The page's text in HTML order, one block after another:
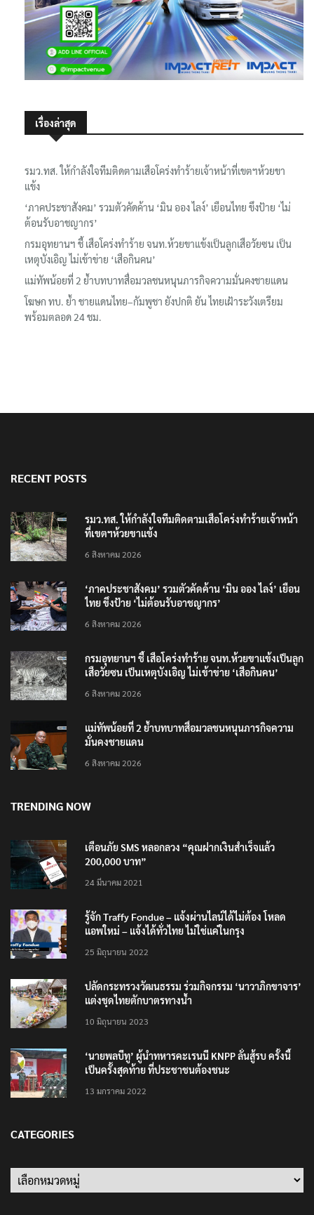
เรื่องล่าสุด
รมว.ทส. ให้กำลังใจทีมติดตามเสือโคร่งทำร้ายเจ้าหน้าที่เขตฯห้วยขา
แข้ง
‘ภาคประชาสังคม’ รวมตัวคัดค้าน ‘มิน ออง ไลง์’ เยือนไทย ขึงป้าย ‘ไม่
ต้อนรับอาชญากร’
กรมอุทยานฯ ชี้ เสือโคร่งทำร้าย จนท.ห้วยขาแข้งเป็นลูกเสือวัยซน เป็น
เหตุบังเอิญ ไม่เข้าข่าย ‘เสือกินคน’
แม่ทัพน้อยที่ 2 ย้ำบทบาทสื่อมวลชนหนุนภารกิจความมั่นคงชายแดน
โฆษก ทบ. ย้ำ ชายแดนไทย–กัมพูชา ยังปกติ ยัน ไทยเฝ้าระวังเตรียม
พร้อมตลอด 24 ชม.
RECENT POSTS
รมว.ทส. ให้กำลังใจทีมติดตามเสือโคร่งทำร้ายเจ้าหน้า
ที่เขตฯห้วยขาแข้ง
6 สิงหาคม 2026
‘ภาคประชาสังคม’ รวมตัวคัดค้าน ‘มิน ออง ไลง์’ เยือน
ไทย ขึงป้าย ‘ไม่ต้อนรับอาชญากร’
6 สิงหาคม 2026
กรมอุทยานฯ ชี้ เสือโคร่งทำร้าย จนท.ห้วยขาแข้งเป็นลูก
เสือวัยซน เป็นเหตุบังเอิญ ไม่เข้าข่าย ‘เสือกินคน’
6 สิงหาคม 2026
แม่ทัพน้อยที่ 2 ย้ำบทบาทสื่อมวลชนหนุนภารกิจความ
มั่นคงชายแดน
6 สิงหาคม 2026
TRENDING NOW
เตือนภัย SMS หลอกลวง “คุณฝากเงินสำเร็จแล้ว
200,000 บาท”
24 มีนาคม 2021
รู้จัก Traffy Fondue – แจ้งผ่านไลน์ได้ไม่ต้อง โหลด
แอพใหม่ – แจ้งได้ทั่วไทย ไม่ใช่แค่ในกรุง
25 มิถุนายน 2022
ปลัดกระทรวงวัฒนธรรม ร่วมกิจกรรม ‘นาวาภิกขาจาร’
แต่งชุดไทยตักบาตรทางน้ำ
10 มิถุนายน 2023
‘นายพลบีทู’ ผู้นำทหารคะเรนนี KNPP ลั่นสู้รบ ครั้งนี้
เป็นครั้งสุดท้าย ที่ประชาชนต้องชนะ
13 มกราคม 2022
CATEGORIES
Categories